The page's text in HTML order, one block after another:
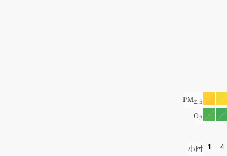
PM2.5
O3
小时 1 4